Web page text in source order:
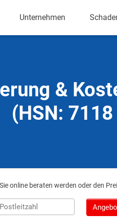
Unternehmen
&
(HSN:
online beraten werden oder den